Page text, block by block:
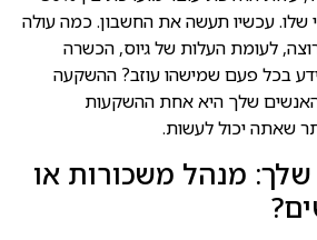
שלו. עכשיו תעשה את החשבון. כמה עולה
לעומת העלות של גיוס, הכשרה
בכל פעם שמישהו עוזב? ההשקעה
שלך היא אחת ההשקעות
שאתה יכול לעשות.
מנהל משכורות או